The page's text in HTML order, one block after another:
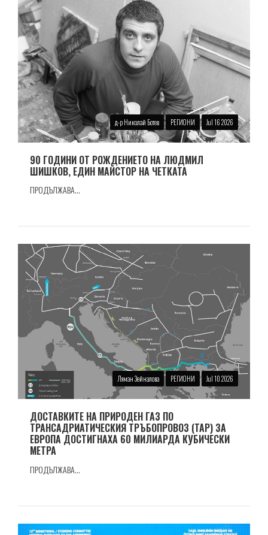
д-р Николай Ботев РЕГИОНИ Jul 16 2026
90 ГОДИНИ ОТ РОЖДЕНИЕТО НА ЛЮДМИЛ
ШИШКОВ, ЕДИН МАЙСТОР НА ЧЕТКАТА
ПРОДЪЛЖАВА...
Ляман Зейналова РЕГИОНИ Jul 10 2026
ДОСТАВКИТЕ НА ПРИРОДЕН ГАЗ ПО
ТРАНСАДРИАТИЧЕСКИЯ ТРЪБОПРОВОЗ (TAP) ЗА
ЕВРОПА ДОСТИГНАХА 60 МИЛИАРДА КУБИЧЕСКИ
МЕТРА
ПРОДЪЛЖАВА...